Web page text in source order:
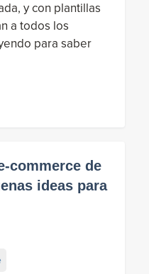
y con plantillas
a todos los
para saber
commerce de
ideas para